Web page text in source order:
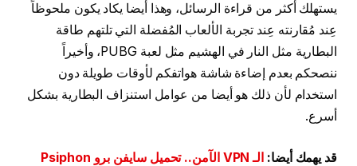
يستهلك أكثر من قراءة الرسائل، وهذا أيضا يكاد يكون ملحوظاً
عِند مُقارنته عِند تجربة الألعاب المُفضلة التي تلتهم طاقة
البطارية مثل النار في الهشيم مثل لعبة PUBG، وأخيراً
ننصحكم بعدم إضاءة شاشة هواتفكم لأوقات طويلة دون
استخدام لأن ذلك هو أيضا من عوامل استنزاف البطارية بشكل
أسرع.
قد يهمك أيضا:
الـ VPN الآمن.. تحميل سايفن برو Psiphon